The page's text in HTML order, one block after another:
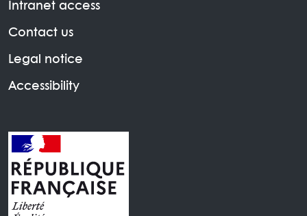
Intranet access
Contact us
Legal notice
Accessibility